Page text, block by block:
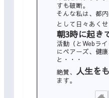
すも破断。
そんな私は、都
として日々あくせ
朝3時に起き
活動（とWebラ
にペアーズ、健
と・・・
絶賛、 人生を
ます。